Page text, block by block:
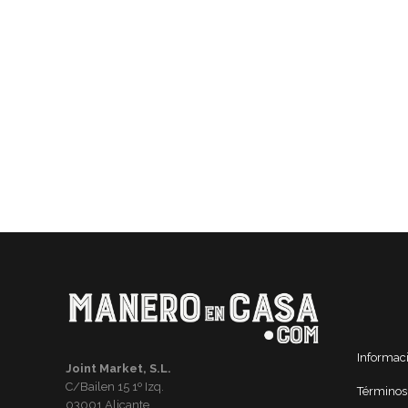
Joint Market, S.L.
C/Bailen 15 1º Izq.
03001 Alicante